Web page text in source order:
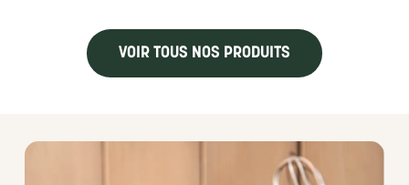
VOIR TOUS NOS PRODUITS